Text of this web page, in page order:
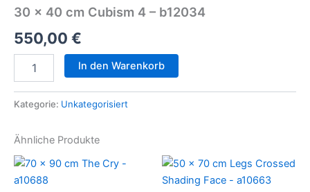
30 x 40 cm Cubism 4 – b12034
550,00 €
-
Menge
In den Warenkorb
Kategorie: Unkategorisiert
Ähnliche Produkte